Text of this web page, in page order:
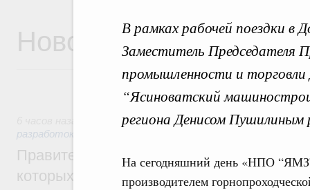
В рамках рабочей поездки в
Заместитель Председателя
промышленности и
“Ясиноватский
региона Денисом
На сегодняшний день «НПО
производителем
Новости
Государственная политика в сфере
разработок
Правительство расширило перечень
которых освобождаются от НДФЛ